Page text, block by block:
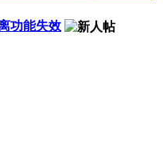
功能失效